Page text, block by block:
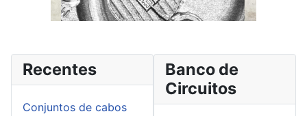
Recentes
Conjuntos de cabos
Banco de
Circuitos